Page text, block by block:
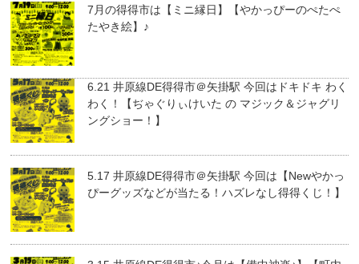
7月の得得市は【ミニ縁日】【やかっぴーのぺたぺ
たやき絵】♪
6.21 井原線DE得得市＠矢掛駅 今回はドキドキ わく
わく！【ぢゃぐりぃけいた の マジック＆ジャグリ
ングショー！】
5.17 井原線DE得得市＠矢掛駅 今回は【Newやかっ
ぴーグッズなどが当たる！ハズレなし得得くじ！】